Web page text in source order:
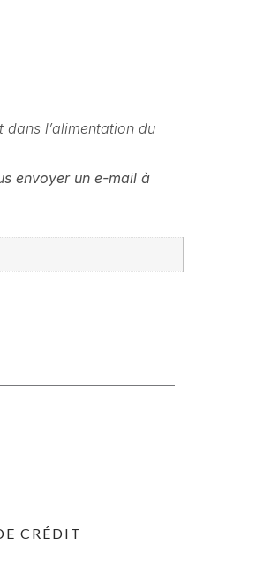
l’alimentation du
envoyer un e-mail à
CRÉDIT